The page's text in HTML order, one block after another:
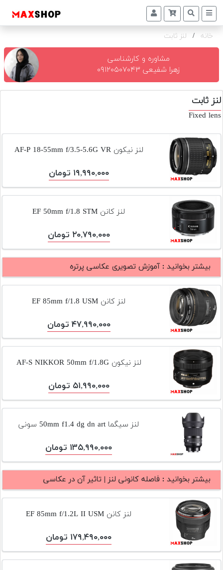
دوربین
و
تجهیزات
و
اکسسوری
دست
دوم
خرید
اقساطی
اجاره
دوربین
و
تجهیزات
مکث
پلاس
افزودن
محصول
دست
دوم
لیست
قیمت
دوربین
بله
خانه / لنز ثابت
مشاوره و کارشناسی
زهرا شفیعی ۰۹۱۲۰۵۰۷۰۴۳
لنز ثابت
Fixed lens
لنز نیکون AF-P 18-55mm f/3.5-5.6G VR
۱۹,۹۹۰,۰۰۰ تومان
لنز کانن EF 50mm f/1.8 STM
۲۰,۷۹۰,۰۰۰ تومان
بیشتر بخوانید :آموزش تصویری عکاسی پرتره
لنز کانن EF 85mm f/1.8 USM
۴۷,۹۹۰,۰۰۰ تومان
لنز نیکون AF-S NIKKOR 50mm f/1.8G
۵۱,۹۹۰,۰۰۰ تومان
لنز سیگما 50mm f1.4 dg dn art سونی
۱۳۵,۹۹۰,۰۰۰ تومان
بیشتر بخوانید : فاصله کانونی لنز | تاثیر آن در عکاسی
لنز کانن EF 85mm f/1.2L II USM
۱۷۹,۴۹۰,۰۰۰ تومان